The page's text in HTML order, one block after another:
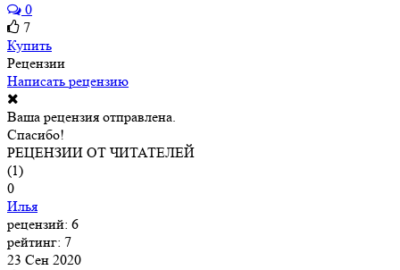
0
7
Купить
Рецензии
Написать рецензию
Ваша рецензия отправлена.
Спасибо!
РЕЦЕНЗИИ ОТ ЧИТАТЕЛЕЙ
(1)
0
Илья
рецензий: 6
рейтинг: 7
23 Сен 2020